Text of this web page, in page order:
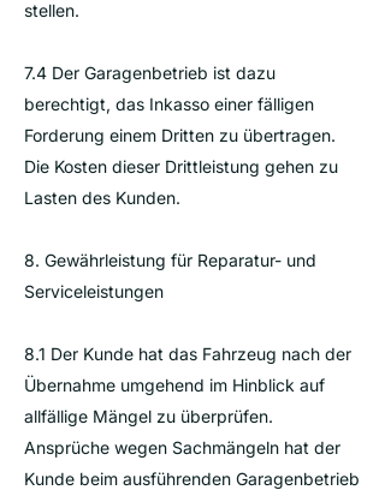
stellen.
7.4 Der Garagenbetrieb ist dazu
berechtigt, das Inkasso einer fälligen
Forderung einem Dritten zu übertragen.
Die Kosten dieser Drittleistung gehen zu
Lasten des Kunden.
8. Gewährleistung für Reparatur- und
Serviceleistungen
8.1 Der Kunde hat das Fahrzeug nach der
Übernahme umgehend im Hinblick auf
allfällige Mängel zu überprüfen.
Ansprüche wegen Sachmängeln hat der
Kunde beim ausführenden Garagenbetrieb